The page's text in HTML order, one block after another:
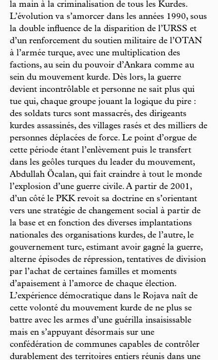
la main à la criminalisation de tous les Kurdes.
L’évolution va s’amorcer dans les années 1990, sous
la double influence de la disparition de l’URSS et
d’un renforcement du soutien militaire de l’OTAN
à l’armée turque, avec une multiplication des
factions, au sein du pouvoir d’Ankara comme au
sein du mouvement kurde. Dès lors, la guerre
devient incontrôlable et personne ne sait plus qui
tue qui, chaque groupe jouant la logique du pire :
des soldats turcs sont massacrés, des dirigeants
kurdes assassinés, des villages rasés et des milliers de
personnes déplacées de force. Le point d’orgue de
cette période étant l’enlèvement puis le transfert
dans les geôles turques du leader du mouvement,
Abdullah Öcalan, qui fait craindre à tout le monde
l’explosion d’une guerre civile. A partir de 2001,
d’un côté le PKK revoit sa doctrine en s’orientant
vers une stratégie de changement social à partir de
la base et en fonction des diverses implantations
nationales des organisations kurdes, de l’autre, le
gouvernement turc, estimant avoir gagné la guerre,
alterne épisodes de répression, tentatives de division
par l’achat de certaines familles et moments
d’apaisement à l’amorce de chaque élection.
L’expérience démocratique dans le Rojava naît de
cette volonté du mouvement kurde de ne plus se
battre avec les armes d’une guérilla insaisissable
mais en s’appuyant désormais sur une
confédération de communes capables de contrôler
durablement des territoires entiers réunis dans une